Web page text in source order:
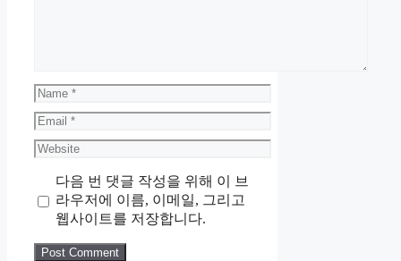
Name
Email
Website
다음 번 댓글 작성을 위해 이 브
라우저에 이름, 이메일, 그리고
웹사이트를 저장합니다.